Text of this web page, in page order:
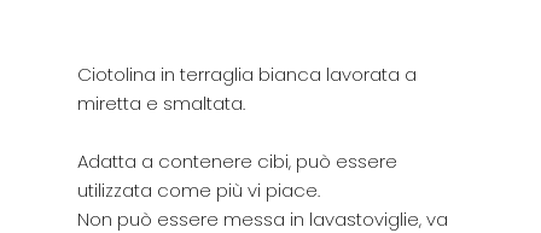
Ciotolina in terraglia bianca lavorata a
miretta e smaltata.
Adatta a contenere cibi, può essere
utilizzata come più vi piace.
Non può essere messa in lavastoviglie, va